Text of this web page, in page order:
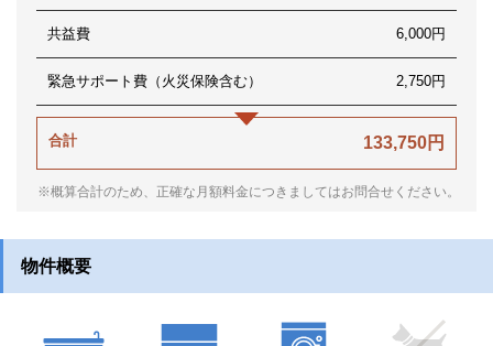
共益費 6,000円
緊急サポート費（火災保険含む） 2,750円
合計 133,750円
※概算合計のため、正確な月額料金につきましてはお問合せください。
物件概要